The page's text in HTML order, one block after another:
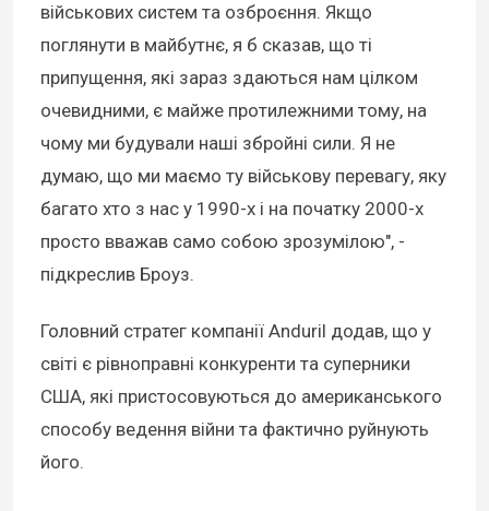
військових систем та озброєння. Якщо
поглянути в майбутнє, я б сказав, що ті
припущення, які зараз здаються нам цілком
очевидними, є майже протилежними тому, на
чому ми будували наші збройні сили. Я не
думаю, що ми маємо ту військову перевагу, яку
багато хто з нас у 1990-х і на початку 2000-х
просто вважав само собою зрозумілою", -
підкреслив Броуз.
Головний стратег компанії Anduril додав, що у
світі є рівноправні конкуренти та суперники
США, які пристосовуються до американського
способу ведення війни та фактично руйнують
його.